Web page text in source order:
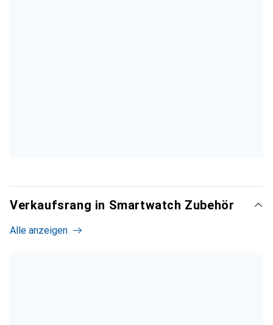
Verkaufsrang in Smartwatch Zubehör
Alle anzeigen